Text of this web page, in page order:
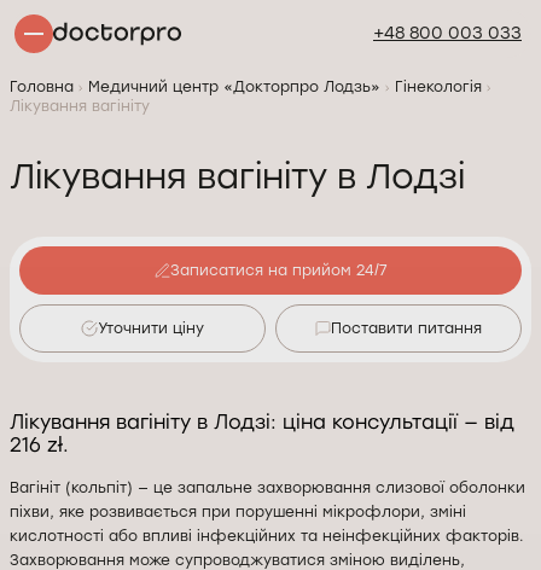
+48 800 003 033
Головна Медичний центр «Докторпро Лодзь»
Гінекологія
Лікування вагініту
Лікування вагініту в Лодзі
Записатися на прийом 24/7
Уточнити ціну Поставити питання
Лікування вагініту в Лодзі: ціна консультації — від
216 zł.
Вагініт (кольпіт) — це запальне захворювання слизової оболонки
піхви, яке розвивається при порушенні мікрофлори, зміні
кислотності або впливі інфекційних та неінфекційних факторів.
Захворювання може супроводжуватися зміною виділень,